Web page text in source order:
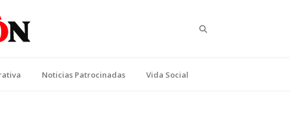
Noticias Patrocinadas Vida Social